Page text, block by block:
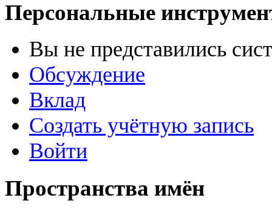
Персональные
Вы не представились
Обсуждение
Вклад
Создать учётную запись
Войти
Пространства имён